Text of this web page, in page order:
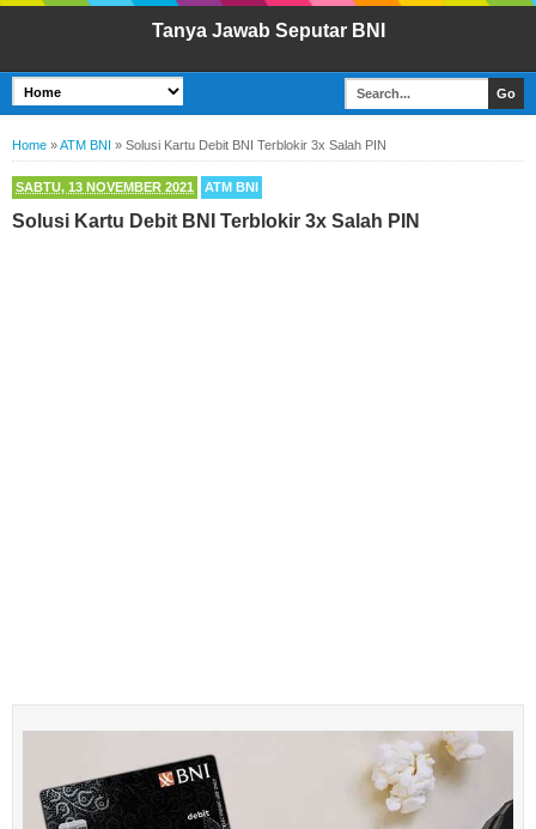
Tanya Jawab Seputar BNI
Home »ATM BNI » Solusi Kartu Debit BNI Terblokir 3x Salah PIN
SABTU, 13 NOVEMBER 2021 ATM BNI
Solusi Kartu Debit BNI Terblokir 3x Salah PIN